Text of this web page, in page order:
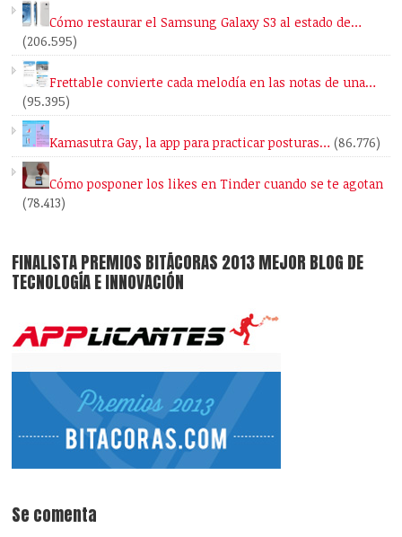
Cómo restaurar el Samsung Galaxy S3 al estado de…
(206.595)
Frettable convierte cada melodía en las notas de una…
(95.395)
Kamasutra Gay, la app para practicar posturas… (86.776)
Cómo posponer los likes en Tinder cuando se te agotan
(78.413)
FINALISTA PREMIOS BITÁCORAS 2013 MEJOR BLOG DE
TECNOLOGÍA E INNOVACIÓN
Se comenta